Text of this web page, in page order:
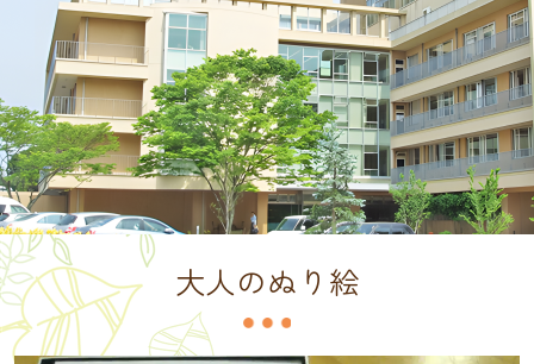
大人のぬり絵